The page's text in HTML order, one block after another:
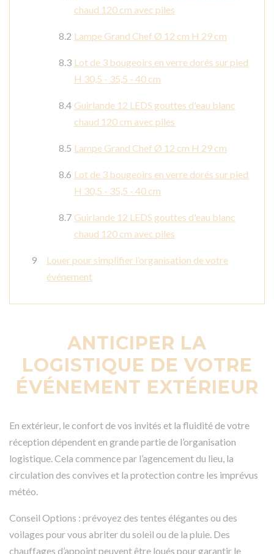
chaud 120 cm avec piles
Lampe Grand Chef Ø 12 cm H 29 cm
Lot de 3 bougeoirs en verre dorés sur pied
H 30,5 - 35,5 - 40 cm
Guirlande 12 LEDS gouttes d'eau blanc
chaud 120 cm avec piles
Lampe Grand Chef Ø 12 cm H 29 cm
Lot de 3 bougeoirs en verre dorés sur pied
H 30,5 - 35,5 - 40 cm
Guirlande 12 LEDS gouttes d'eau blanc
chaud 120 cm avec piles
Louer pour simplifier l’organisation de votre
événement
ANTICIPER LA
LOGISTIQUE DE VOTRE
ÉVÉNEMENT EXTÉRIEUR
En extérieur, le confort de vos invités et la fluidité de votre
réception dépendent en grande partie de l’organisation
logistique. Cela commence par l’agencement du lieu, la
circulation des convives et la protection contre les imprévus
météo.
Conseil Options : prévoyez des tentes élégantes ou des
voilages pour vous abriter du soleil ou de la pluie. Des
chauffages d’appoint peuvent être loués pour garantir le